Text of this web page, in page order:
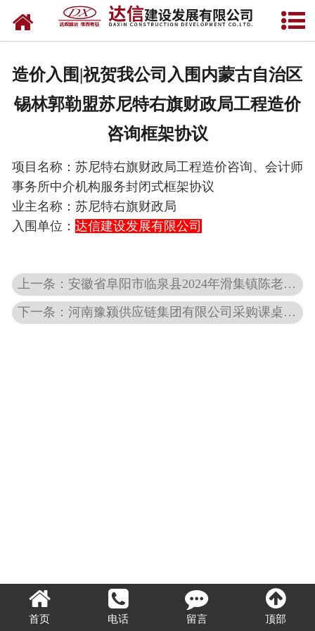
网站首页
招标信息
资质荣誉
新闻资讯
联系我们
造价入围|祝贺我公司入围内蒙古自治区
锡林郭勒盟苏尼特右旗财政局工程造价
咨询框架协议
项目名称： 苏尼特右旗财政局工程造价咨询、会计师
事务所中介机构服务封闭式框架协议
业主名称： 苏尼特右旗财政局
入围单位： 达信建设发展有限公司
上一条：安徽省阜阳市临泉县2024年滑集镇陈老村马刘庄等3个村4庄废弃沟渠、旧村庄复垦项目竞争性磋商公告-招标
下一条：河南豫颍供应链集团有限公司采购课桌凳、双层床、联排椅项目（第一批）中标公告
首页 电话 留言 顶部